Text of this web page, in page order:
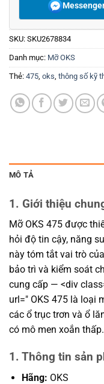
SKU: SKU2678834
Danh mục: Mỡ OKS
Thẻ: 475 oks thông số kỹ
MÔ TẢ
1. Giới thiệu
Mỡ OKS 475 được
hỏi độ tin cậy, năng
này tóm tắt vai trò
bảo trì và kiểm soát
cung cấp — <div
url=" OKS 475 là loại
các ổ trục trơn và ổ
có mô men xoắn thấp.
1. Thông tin sản
Hãng: OKS